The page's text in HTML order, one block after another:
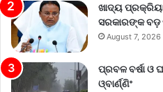
ଖାଦ୍ୟ
ସରକାରଙ୍କ ବଡ଼
August 7, 2026
ପ୍ରବଳ ବର୍ଷା ଓ
ଓ୍ବାର୍ଣ୍ଣିଂ